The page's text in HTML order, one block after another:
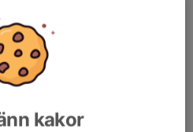
kakor